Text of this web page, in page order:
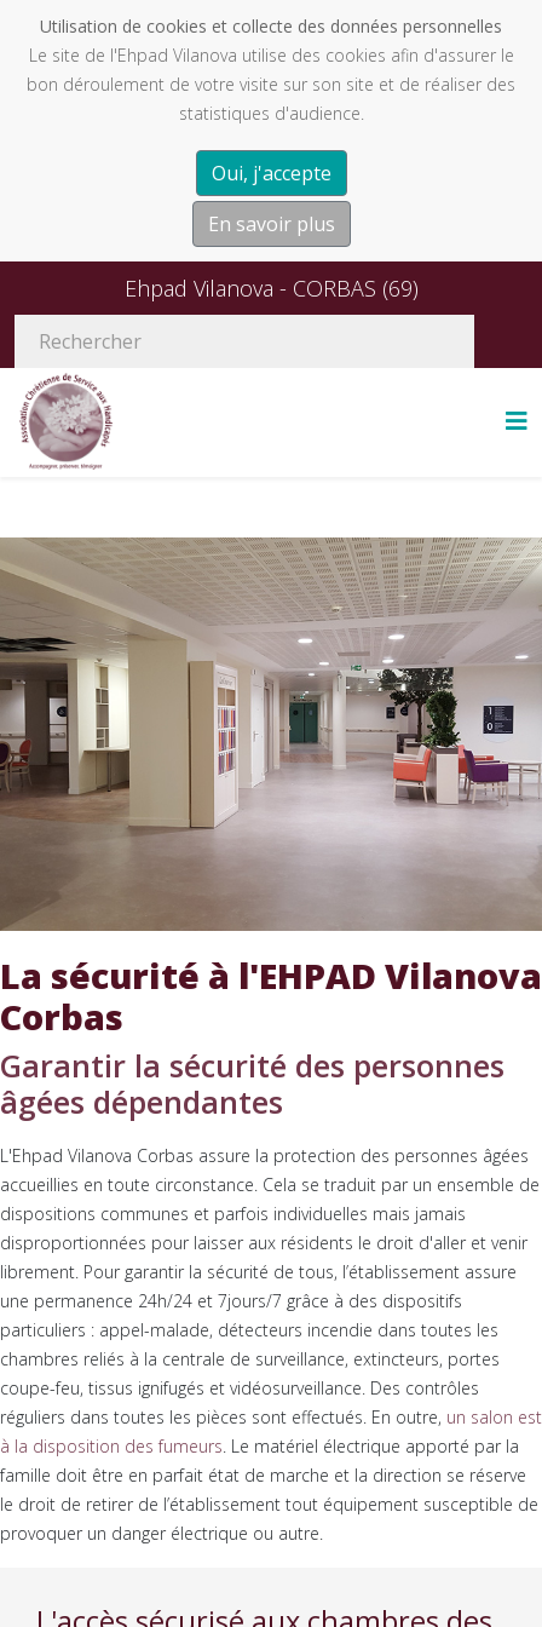
Utilisation de cookies et collecte des données personnelles
Le site de l'Ehpad Vilanova utilise des cookies afin d'assurer le
bon déroulement de votre visite sur son site et de réaliser des
statistiques d'audience.
Oui, j'accepte
En savoir plus
Ehpad Vilanova - CORBAS (69)
La sécurité à l'EHPAD Vilanova
Corbas
Garantir la sécurité des personnes
âgées dépendantes
L'Ehpad Vilanova Corbas assure la protection des personnes âgées
accueillies en toute circonstance. Cela se traduit par un ensemble de
dispositions communes et parfois individuelles mais jamais
disproportionnées pour laisser aux résidents le droit d'aller et venir
librement. Pour garantir la sécurité de tous, l’établissement assure
une permanence 24h/24 et 7jours/7 grâce à des dispositifs
particuliers : appel-malade, détecteurs incendie dans toutes les
chambres reliés à la centrale de surveillance, extincteurs, portes
coupe-feu, tissus ignifugés et vidéosurveillance. Des contrôles
réguliers dans toutes les pièces sont effectués. En outre, un salon est
à la disposition des fumeurs . Le matériel électrique apporté par la
famille doit être en parfait état de marche et la direction se réserve
le droit de retirer de l’établissement tout équipement susceptible de
provoquer un danger électrique ou autre.